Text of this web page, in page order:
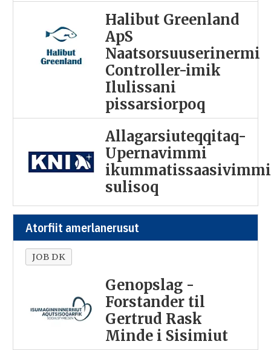
Halibut Greenland
ApS
Naatsorsuuserinermi
Controller-imik
Ilulissani
pissarsiorpoq
Allagarsiuteqqitaq-
Upernavimmi
ikummatissaasivimmi
sulisoq
Atorfiit amerlanerusut
JOB DK
Genopslag -
Forstander til
Gertrud Rask
Minde i Sisimiut